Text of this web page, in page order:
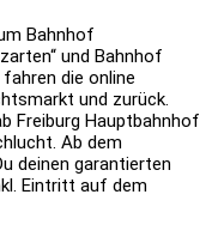
Bahnhof
und Bahnhof
die online
und zurück.
Freiburg Hauptbahnhof
Ab dem
deinen garantierten
Eintritt auf dem